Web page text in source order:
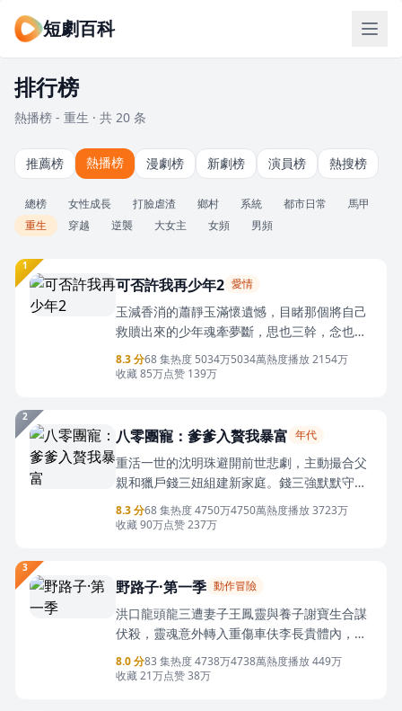
短劇百科
排行榜
熱播榜 - 重生 · 共 20 条
推薦榜 熱播榜 漫劇榜 新劇榜 演員榜 熱搜榜
總榜 女性成長 打臉虐渣 鄉村 系統 都市日常
馬甲
重生
穿越 逆襲 大女主 女頻 男頻
1
可否許我再少年2 愛情
玉減香消的蕭靜玉滿懷遺憾，目睹那個將自己
救贖出來的少年魂牽夢斷，思也三幹，念也三
千，直到夜空一顆星星飛過，重返2008。這一
年，正讀高三。重活一世，蕭靜玉放下了對他
人蕭靜玉女士，面對校方採訪的三個提問時如
是道“我最感謝的同學、家人、摯友，他們分別
是陳鈞、陳鈞、以及陳鈞。”
8.3 分68 集热度 5034万5034萬熱度播放 2154万
收藏 85万点赞 139万
2
八零團寵：爹爹入贅我暴富 年代
重活一世的沈明珠避開前世悲劇，主動撮合父
親和獵戶錢三妞組建新家庭。錢三強默默守護
沈明珠，對她格外偏愛。一家人攜手應對鄰里
糾紛、外人算計，拆穿陳年騙局。沈明珠徹底
心，收穫圓滿親情與愛情。
8.3 分68 集热度 4750万4750萬熱度播放 3723万
收藏 90万点赞 237万
3
野路子·第一季 動作冒險
洪口龍頭龍三遭妻子王鳳靈與養子謝寶生合謀
伏殺，靈魂意外轉入重傷車伕李長貴體內，陷
入底層困境。他借獨門武功重鑄威望，帶領車
伕反抗仟足幫壓榨，聯手斧頭幫創立踏浪會，
8.0 分83 集热度 4738万4738萬熱度播放 449万
收藏 21万点赞 38万